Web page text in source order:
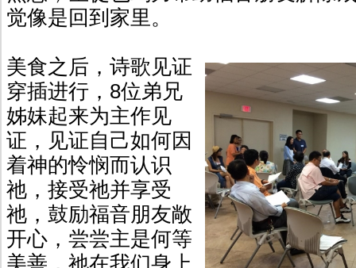
觉像是回到家里。
美食之后，诗歌见证
穿插进行，8位弟兄
姊妹起来为主作见
证，见证自己如何因
着神的怜悯而认识
祂，接受祂并享受
祂，鼓励福音朋友敞
开心，尝尝主是何等
美善，祂在我们身上